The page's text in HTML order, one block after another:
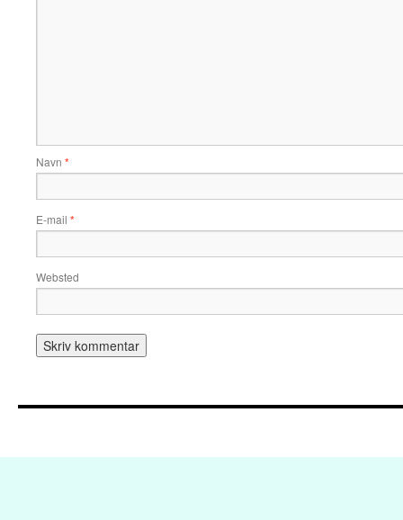
Navn *
E-mail *
Websted